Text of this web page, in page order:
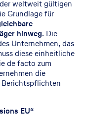
weltweit gültigen
Grundlage für
hinweg. Die
Unternehmen, das
diese einheitliche
de facto zum
die
EU“